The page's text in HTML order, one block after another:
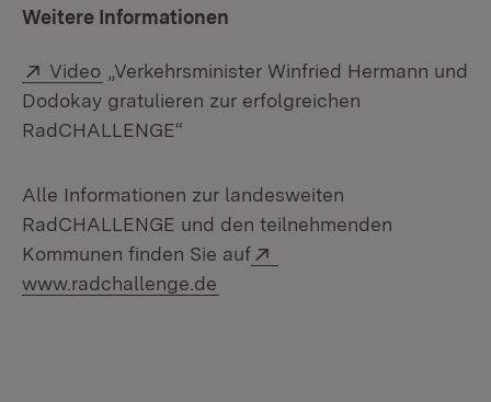
Weitere Informationen
Extern:
Video (Öffnet in neuem Fenster)
„Verkehrsminister Winfried Hermann und
Dodokay gratulieren zur erfolgreichen
RadCHALLENGE“
Alle Informationen zur landesweiten
RadCHALLENGE und den teilnehmenden
Kommunen finden Sie auf
www.radchallenge.de